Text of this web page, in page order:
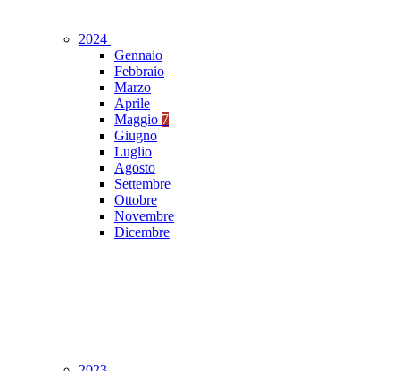
2024
Gennaio
Febbraio
Marzo
Aprile
Maggio 7
Giugno
Luglio
Agosto
Settembre
Ottobre
Novembre
Dicembre